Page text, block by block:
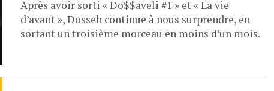
Après avoir sorti « Do$$aveli #1 » et « La vie
d’avant », Dosseh continue à nous surprendre, en
sortant un troisième morceau en moins d’un mois.